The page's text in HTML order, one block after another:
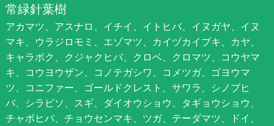
常緑針葉樹
アカマツ、アスナロ、イチイ、イトヒバ、イヌガヤ、イヌ
マキ、ウラジロモミ、エゾマツ、カイヅカイブキ、カヤ、
キャラボク、クジャクヒバ、クロベ、クロマツ、コウヤマ
キ、コウヨウザン、コノテガシワ、コメツガ、ゴヨウマ
ツ、コニファー、ゴールドクレスト、サワラ、シノブヒ
バ、シラビソ、スギ、ダイオウショウ、タギョウショウ、
チャボヒバ、チョウセンマキ、ツガ、テーダマツ、ドイ、